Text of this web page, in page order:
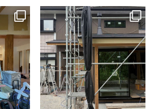
tomohouseinc
6月 3